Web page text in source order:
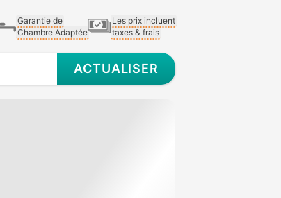
Garantie de
Chambre Adaptée
Les prix incluent
taxes & frais
ACTUALISER